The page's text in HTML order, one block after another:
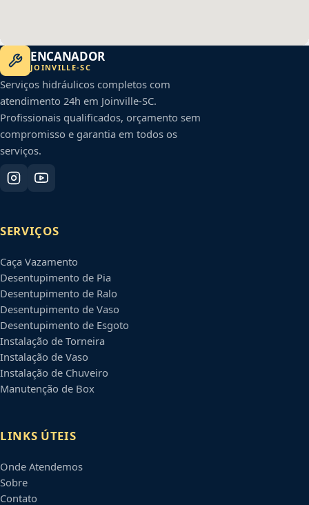
ENCANADOR
JOINVILLE-SC
Serviços hidráulicos completos com
atendimento 24h em Joinville-SC.
Profissionais qualificados, orçamento sem
compromisso e garantia em todos os
serviços.
SERVIÇOS
Caça Vazamento
Desentupimento de Pia
Desentupimento de Ralo
Desentupimento de Vaso
Desentupimento de Esgoto
Instalação de Torneira
Instalação de Vaso
Instalação de Chuveiro
Manutenção de Box
LINKS ÚTEIS
Onde Atendemos
Sobre
Contato